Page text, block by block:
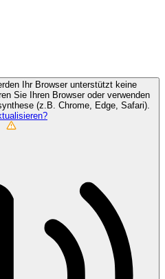
Ihr Browser unterstützt keine
Sie Ihren Browser oder verwenden
(z.B. Chrome, Edge, Safari).